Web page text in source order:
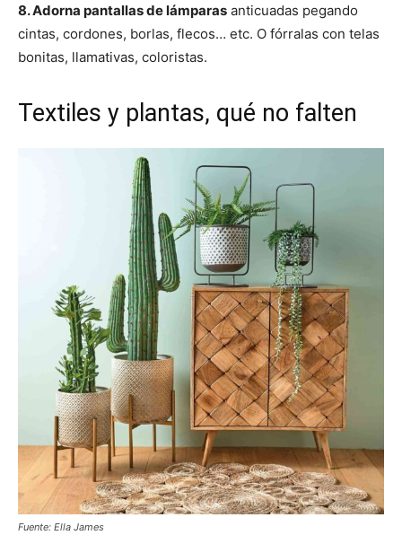
8. Adorna pantallas de lámparas anticuadas pegando
cintas, cordones, borlas, flecos… etc. O fórralas con telas
bonitas, llamativas, coloristas.
Textiles y plantas, qué no falten
Fuente: Ella James